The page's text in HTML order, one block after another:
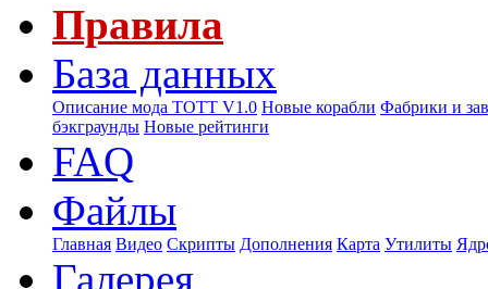
Правила
База данных
Описание мода ТОТТ V1.0 Новые корабли Фабрики и
бэкграунды Новые рейтинги
FAQ
Файлы
Главная Видео Скрипты Дополнения Карта Утилиты
Галерея